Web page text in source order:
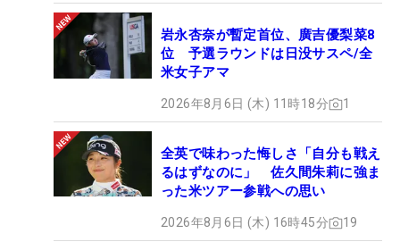
岩永杏奈が暫定首位、廣吉優梨菜8
位 予選ラウンドは日没サスペ/全
米女子アマ
2026年8月6日 (木) 11時18分 1
全英で味わった悔しさ「自分も戦え
るはずなのに」 佐久間朱莉に強ま
った米ツアー参戦への思い
2026年8月6日 (木) 16時45分 19